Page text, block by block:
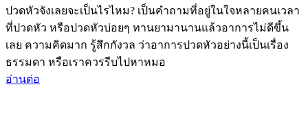
ปวดหัวจังเลยจะเป็นไรไหม? เป็นคำถามที่อยู่ในใจหลายคนเวลา
ที่ปวดหัว หรือปวดหัวบ่อยๆ ทานยามานานแล้วอาการไม่ดีขึ้น
เลย ความคิดมาก รู้สึกกังวล ว่าอาการปวดหัวอย่างนี้เป็นเรื่อง
ธรรมดา หรือเราควรรีบไปหาหมอ
อ่านต่อ